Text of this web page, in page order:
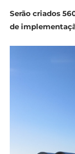
Serão criados
de